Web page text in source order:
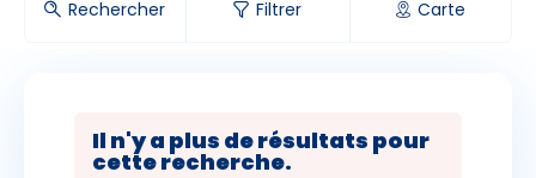
Rechercher Filtrer Carte
Il n'y a plus de résultats pour
cette recherche.